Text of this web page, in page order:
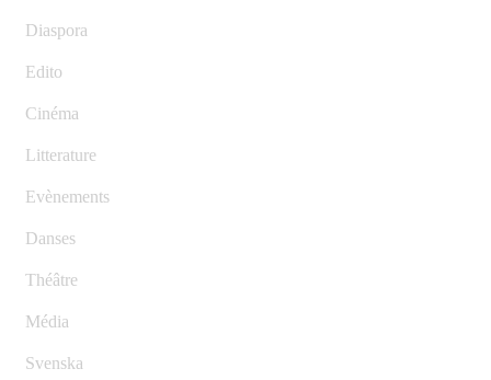
Diaspora
Edito
Cinéma
Litterature
Evènements
Danses
Théâtre
Média
Svenska